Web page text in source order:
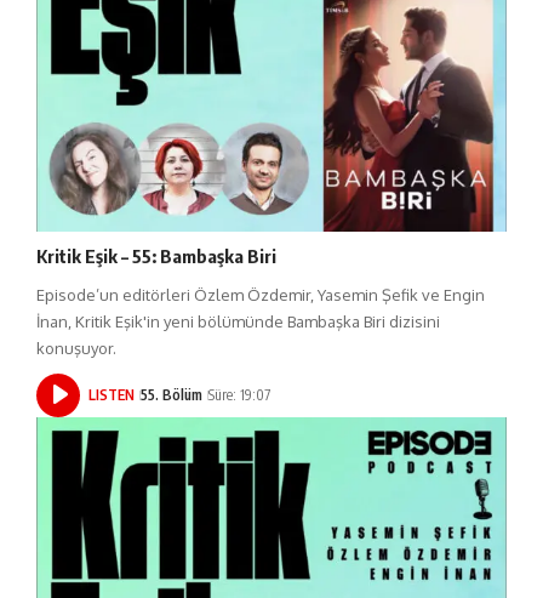
Kritik Eşik – 55: Bambaşka Biri
Episode’un editörleri Özlem Özdemir, Yasemin Şefik ve Engin
İnan, Kritik Eşik'in yeni bölümünde Bambaşka Biri dizisini
konuşuyor.
LISTEN 55. Bölüm Süre: 19:07